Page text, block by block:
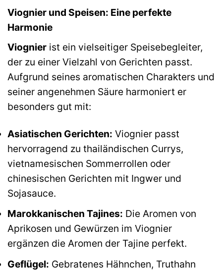
Viognier und Speisen: Eine perfekte
Harmonie
Viognier ist ein vielseitiger Speisebegleiter,
der zu einer Vielzahl von Gerichten passt.
Aufgrund seines aromatischen Charakters und
seiner angenehmen Säure harmoniert er
besonders gut mit:
Asiatischen Gerichten: Viognier passt
hervorragend zu thailändischen Currys,
vietnamesischen Sommerrollen oder
chinesischen Gerichten mit Ingwer und
Sojasauce.
Marokkanischen Tajines: Die Aromen von
Aprikosen und Gewürzen im Viognier
ergänzen die Aromen der Tajine perfekt.
Geflügel: Gebratenes Hähnchen, Truthahn